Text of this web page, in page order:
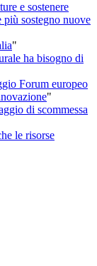
e sostenere
sostegno nuove
"
ha bisogno di
Forum europeo
"
di scommessa
le risorse